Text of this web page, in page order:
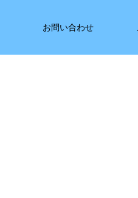
お問い合わせ